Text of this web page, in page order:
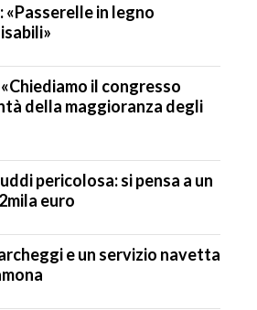
«Passerelle in legno
il congresso
della maggioranza degli
pericolosa: si pensa a un
euro
e un servizio navetta